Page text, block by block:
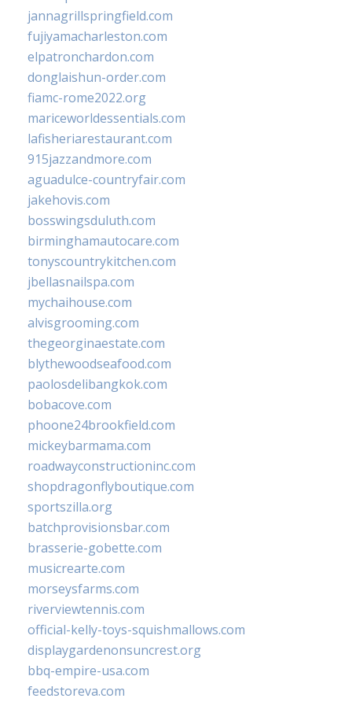
jannagrillspringfield.com
fujiyamacharleston.com
elpatronchardon.com
donglaishun-order.com
fiamc-rome2022.org
mariceworldessentials.com
lafisheriarestaurant.com
915jazzandmore.com
aguadulce-countryfair.com
jakehovis.com
bosswingsduluth.com
birminghamautocare.com
tonyscountrykitchen.com
jbellasnailspa.com
mychaihouse.com
alvisgrooming.com
thegeorginaestate.com
blythewoodseafood.com
paolosdelibangkok.com
bobacove.com
phoone24brookfield.com
mickeybarmama.com
roadwayconstructioninc.com
shopdragonflyboutique.com
sportszilla.org
batchprovisionsbar.com
brasserie-gobette.com
musicrearte.com
morseysfarms.com
riverviewtennis.com
official-kelly-toys-squishmallows.com
displaygardenonsuncrest.org
bbq-empire-usa.com
feedstoreva.com